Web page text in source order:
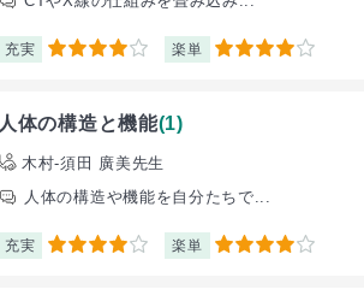
充実 4 楽単 4
人体の構造と機能(1)
木村‐須田 廣美先生
人体の構造や機能を自分たちで...
充実 4 楽単 4